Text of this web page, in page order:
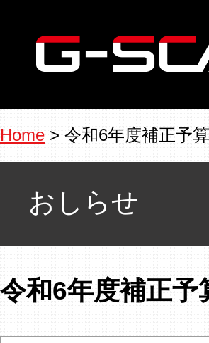
Home > 令和6年度補正予
おしらせ
令和6年度補正